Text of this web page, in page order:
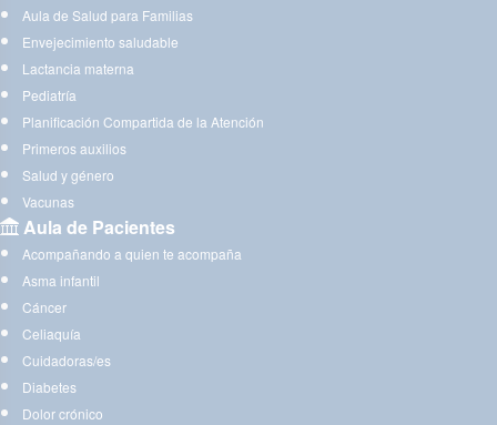
Aula de Salud para Familias
Envejecimiento saludable
Lactancia materna
Pediatría
Planificación Compartida de la Atención
Primeros auxilios
Salud y género
Vacunas
Aula de Pacientes
Acompañando a quien te acompaña
Asma infantil
Cáncer
Celiaquía
Cuidadoras/es
Diabetes
Dolor crónico